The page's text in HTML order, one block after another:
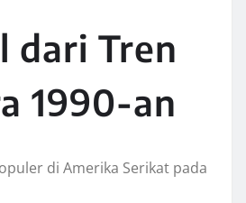
dari Tren
1990-an
di Amerika Serikat pada